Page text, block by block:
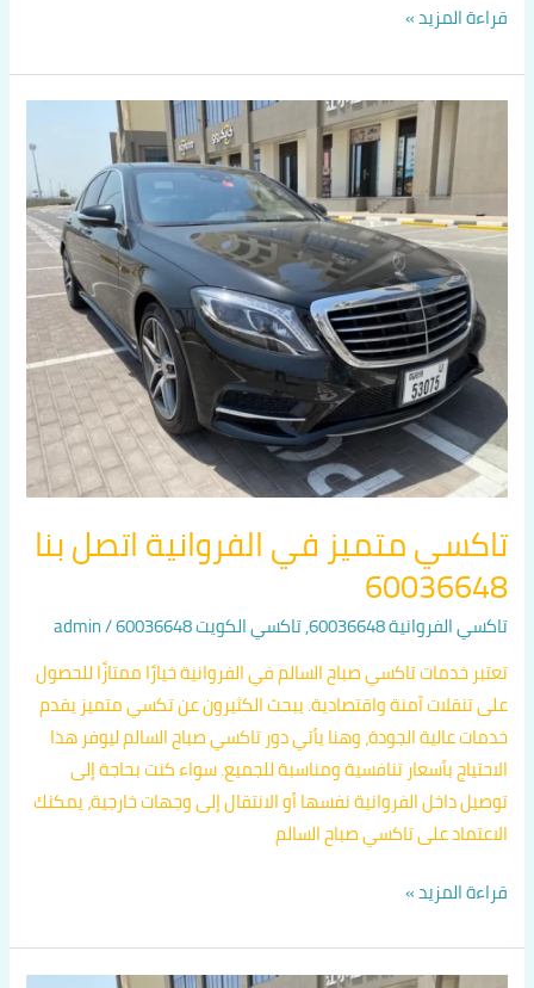
قراءة المزيد »
تاكسي متميز في الفروانية اتصل بنا
60036648
تاكسي الفروانية 60036648 ,تاكسي الكويت 60036648 /
admin
تعتبر خدمات تاكسي صباح السالم في الفروانية خيارًا ممتازًا للحصول
على تنقلات آمنة واقتصادية. يبحث الكثيرون عن تكسي متميز يقدم
خدمات عالية الجودة، وهنا يأتي دور تاكسي صباح السالم ليوفر هذا
الاحتياج بأسعار تنافسية ومناسبة للجميع. سواء كنت بحاجة إلى
توصيل داخل الفروانية نفسها أو الانتقال إلى وجهات خارجية، يمكنك
الاعتماد على تاكسي صباح السالم
تاكسي
الفروانية
اتصل
60036648
قراءة المزيد »